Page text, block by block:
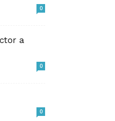
0
a
0
0